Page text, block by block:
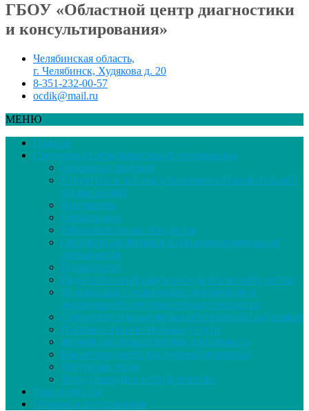
ГБОУ «Областной центр диагностики
и консультирования»
Челябинская область,
г. Челябинск, Худякова д. 20
8-351-232-00-57
ocdik@mail.ru
МЕНЮ
Главная
Сведения об образовательной организации
Основные сведения
Структура и органы управления образовательной
организацией
Документы
Образование
Образовательные стандарты
Организация питания в общеобразовательной
организации
Руководство
Педагогический (научно-педагогический) состав
Материально-техническое обеспечение и
оснащенность образовательного процесса
Стипендии и иные виды материальной поддержки
Платные образовательные услуги
Финансово-хозяйственная деятельность
Вакантные места для приема (перевода)
Доступная среда
Международное сотрудничество
Режим работы
Отзывы и предложения